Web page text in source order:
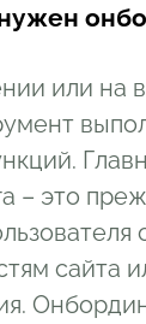
или на
– это
сайта